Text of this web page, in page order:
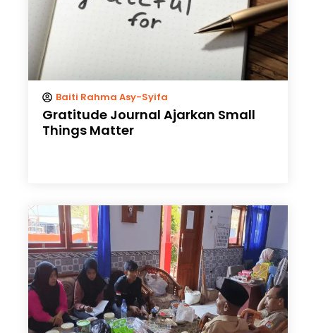
Baiti Rahma Asy-Syifa
Gratitude Journal Ajarkan Small
Things Matter